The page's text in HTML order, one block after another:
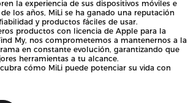
la experiencia de sus dispositivos móviles e
los años, MiLi se ha ganado una reputación
y productos fáciles de usar.
productos con licencia de Apple para la
My, nos comprometemos a mantenernos a la
en constante evolución, garantizando que
herramientas a tu alcance.
cómo MiLi puede potenciar su vida con